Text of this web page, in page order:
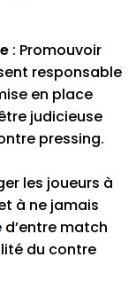
: Promouvoir
responsable
en place
judicieuse
pressing.
les joueurs à
à ne jamais
d’entre match
du contre